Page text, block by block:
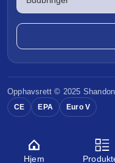
Opphavsrett © 2025
CE EPA Euro V
Hjem